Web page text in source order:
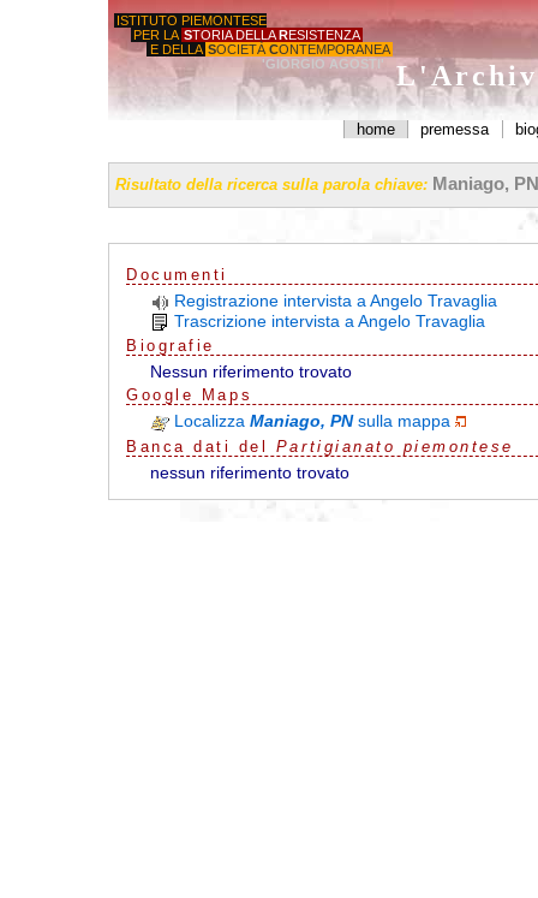
ISTITUTO PIEMONTESE
PER LA STORIA DELLA RESISTENZA
E DELLA SOCIETÀ CONTEMPORANEA
'GIORGIO AGOSTI'
home premessa
Risultato della ricerca sulla parola chiave: Maniago, PN
Documenti
Registrazione intervista a Angelo Travaglia
Trascrizione intervista a Angelo Travaglia
Biografie
Nessun riferimento trovato
G oo g e Maps
LocalizzaManiago, PNsulla mappa
Banca dati del Partigianato piemontese
nessun riferimento trovato